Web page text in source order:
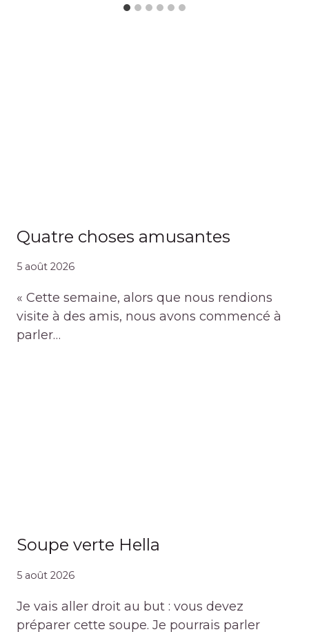
Quatre choses amusantes
5 août 2026
« Cette semaine, alors que nous rendions
visite à des amis, nous avons commencé à
parler…
Soupe verte Hella
5 août 2026
Je vais aller droit au but : vous devez
préparer cette soupe. Je pourrais parler